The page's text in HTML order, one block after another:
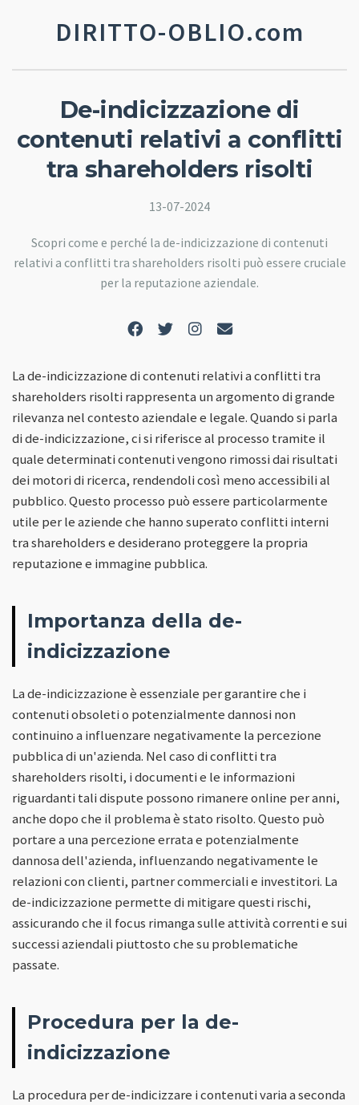
DIRITTO-OBLIO.com
De-indicizzazione di
contenuti relativi a conflitti
tra shareholders risolti
13-07-2024
Scopri come e perché la de-indicizzazione di contenuti
relativi a conflitti tra shareholders risolti può essere cruciale
per la reputazione aziendale.
La de-indicizzazione di contenuti relativi a conflitti tra
shareholders risolti rappresenta un argomento di grande
rilevanza nel contesto aziendale e legale. Quando si parla
di de-indicizzazione, ci si riferisce al processo tramite il
quale determinati contenuti vengono rimossi dai risultati
dei motori di ricerca, rendendoli così meno accessibili al
pubblico. Questo processo può essere particolarmente
utile per le aziende che hanno superato conflitti interni
tra shareholders e desiderano proteggere la propria
reputazione e immagine pubblica.
Importanza della de-
indicizzazione
La de-indicizzazione è essenziale per garantire che i
contenuti obsoleti o potenzialmente dannosi non
continuino a influenzare negativamente la percezione
pubblica di un'azienda. Nel caso di conflitti tra
shareholders risolti, i documenti e le informazioni
riguardanti tali dispute possono rimanere online per anni,
anche dopo che il problema è stato risolto. Questo può
portare a una percezione errata e potenzialmente
dannosa dell'azienda, influenzando negativamente le
relazioni con clienti, partner commerciali e investitori. La
de-indicizzazione permette di mitigare questi rischi,
assicurando che il focus rimanga sulle attività correnti e sui
successi aziendali piuttosto che su problematiche
passate.
Procedura per la de-
indicizzazione
La procedura per de-indicizzare i contenuti varia a seconda